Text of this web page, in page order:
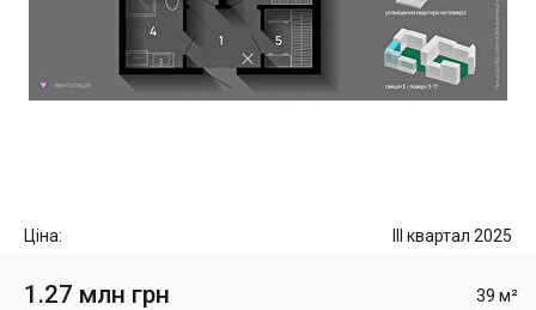
Ціна: III квартал 2025
1.27 млн грн 39 м²